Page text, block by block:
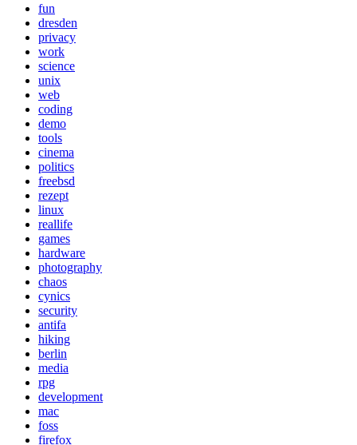
fun
dresden
privacy
work
science
unix
web
coding
demo
tools
cinema
politics
freebsd
rezept
linux
reallife
games
hardware
photography
chaos
cynics
security
antifa
hiking
berlin
media
rpg
development
mac
foss
firefox